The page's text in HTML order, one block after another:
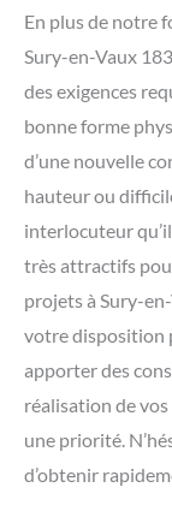
En plus de notre
Sury-en-Vaux
des exigences
bonne forme
d’une nouvelle
hauteur ou
interlocuteur
très attractifs
projets à Sury-
votre disposition
apporter des
réalisation de
une priorité.
d’obtenir